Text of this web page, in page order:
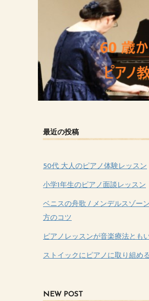
最近の投稿
50代 大人のピアノ体験レッスン
小学1年生のピアノ面談レッスン
ベニスの舟歌 / メンデルスゾー
方のコツ
ピアノレッスンが音楽療法とも
ストイックにピアノに取り組め
NEW POST